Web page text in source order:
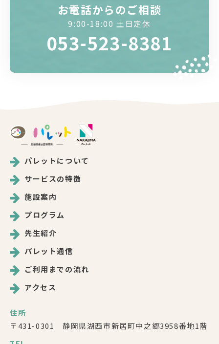
お電話からのご相談
9:00-18:00 土日定休
053-523-8381
パレットについて
サービスの特徴
施設案内
プログラム
先生紹介
パレット通信
ご利用までの流れ
アクセス
住所
〒431-0301 静岡県湖西市新居町中之郷3958番地1階